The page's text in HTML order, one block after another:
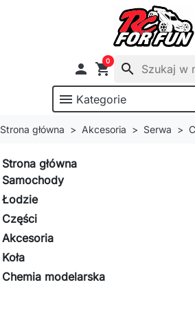
 shopping_cart
0
search
menu Kategorie
Strona główna Akcesoria Serwa
Strona główna
Samochody
Łodzie
Części
Akcesoria
Koła
Chemia modelarska